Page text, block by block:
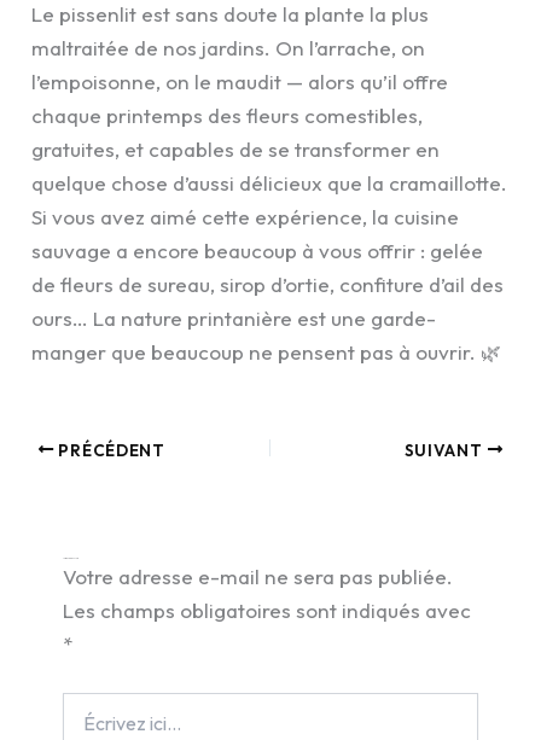
Le pissenlit est sans doute la plante la plus
maltraitée de nos jardins. On l’arrache, on
l’empoisonne, on le maudit — alors qu’il offre
chaque printemps des fleurs comestibles,
gratuites, et capables de se transformer en
quelque chose d’aussi délicieux que la cramaillotte.
Si vous avez aimé cette expérience, la cuisine
sauvage a encore beaucoup à vous offrir : gelée
de fleurs de sureau, sirop d’ortie, confiture d’ail des
ours… La nature printanière est une garde-
manger que beaucoup ne pensent pas à ouvrir. 🌿
PRÉCÉDENT SUIVANT
Votre adresse e-mail ne sera pas publiée.
Les champs obligatoires sont indiqués avec
*
ici…